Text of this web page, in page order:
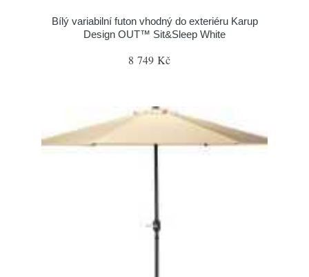
Bílý variabilní futon vhodný do exteriéru Karup
Design OUT™ Sit&Sleep White
8 749 Kč